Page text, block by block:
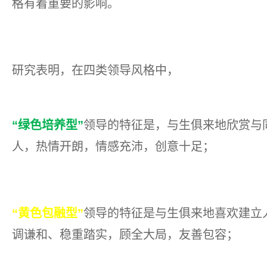
格有着重要的影响。
研究表明，在四类领导风格中，
“绿色培养型”领导的特征是，与生俱来地欣赏
人，热情开朗，情感充沛，创意十足；
“黄色包融型”领导的特征是与生俱来地喜欢建
调谦和、稳重踏实，顾全大局，友善包容；